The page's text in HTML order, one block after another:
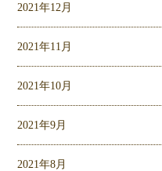
2021年12月
2021年11月
2021年10月
2021年9月
2021年8月